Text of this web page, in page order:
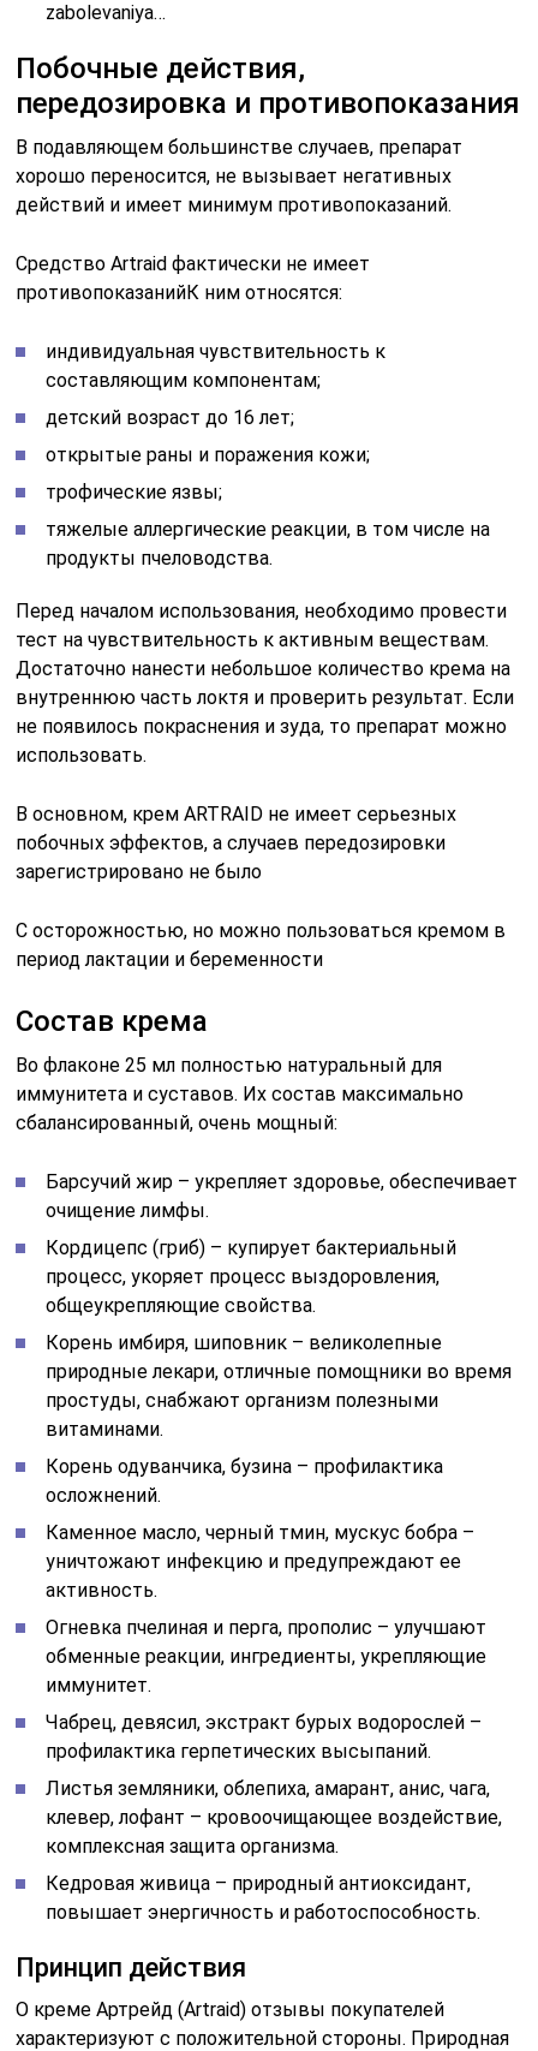
zabolevaniya…
Побочные действия,
передозировка и противопоказания
В подавляющем большинстве случаев, препарат
хорошо переносится, не вызывает негативных
действий и имеет минимум противопоказаний.
Средство Artraid фактически не имеет
противопоказанийК ним относятся:
индивидуальная чувствительность к
составляющим компонентам;
детский возраст до 16 лет;
открытые раны и поражения кожи;
трофические язвы;
тяжелые аллергические реакции, в том числе на
продукты пчеловодства.
Перед началом использования, необходимо провести
тест на чувствительность к активным веществам.
Достаточно нанести небольшое количество крема на
внутреннюю часть локтя и проверить результат. Если
не появилось покраснения и зуда, то препарат можно
использовать.
В основном, крем ARTRAID не имеет серьезных
побочных эффектов, а случаев передозировки
зарегистрировано не было
С осторожностью, но можно пользоваться кремом в
период лактации и беременности
Состав крема
Во флаконе 25 мл полностью натуральный для
иммунитета и суставов. Их состав максимально
сбалансированный, очень мощный:
Барсучий жир – укрепляет здоровье, обеспечивает
очищение лимфы.
Кордицепс (гриб) – купирует бактериальный
процесс, укоряет процесс выздоровления,
общеукрепляющие свойства.
Корень имбиря, шиповник – великолепные
природные лекари, отличные помощники во время
простуды, снабжают организм полезными
витаминами.
Корень одуванчика, бузина – профилактика
осложнений.
Каменное масло, черный тмин, мускус бобра –
уничтожают инфекцию и предупреждают ее
активность.
Огневка пчелиная и перга, прополис – улучшают
обменные реакции, ингредиенты, укрепляющие
иммунитет.
Чабрец, девясил, экстракт бурых водорослей –
профилактика герпетических высыпаний.
Листья земляники, облепиха, амарант, анис, чага,
клевер, лофант – кровоочищающее воздействие,
комплексная защита организма.
Кедровая живица – природный антиоксидант,
повышает энергичность и работоспособность.
Принцип действия
О креме Артрейд (Artraid) отзывы покупателей
характеризуют с положительной стороны. Природная